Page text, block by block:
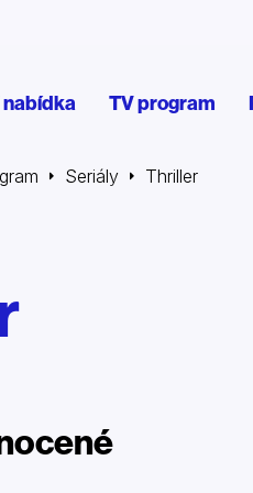
nabídka TV program
Seriály Thriller